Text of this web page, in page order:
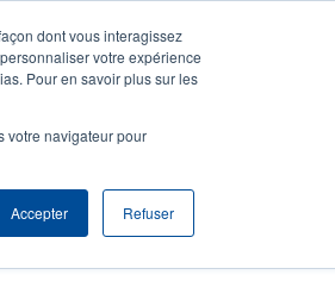
dont vous interagissez
votre expérience
Pour en savoir plus sur les
votre navigateur pour
Accepter Refuser
User
S'identifier S'enregistrer